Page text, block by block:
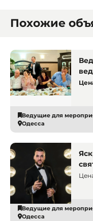
Похожие
Ведущие для
Одесса
Ведущие для
Одесса